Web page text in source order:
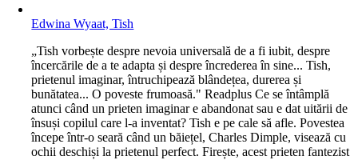
Edwina Wyaat, Tish
„Tish vorbește despre nevoia universală de a fi iubit, despre
încercările de a te adapta și despre încrederea în sine... Tish,
prietenul imaginar, întruchipează blândețea, durerea și
bunătatea... O poveste frumoasă." Readplus Ce se întâmplă
atunci când un prieten imaginar e abandonat sau e dat uitării de
însuși copilul care l-a inventat? Tish e pe cale să afle. Povestea
începe într-o seară când un băiețel, Charles Dimple, visează cu
ochii deschiși la prietenul perfect. Firește, acest prieten fantezist